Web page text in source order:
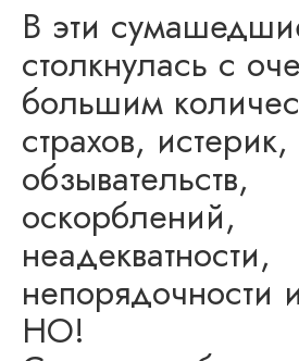
В эти
столкнулась с
большим
страхов,
обзывательств,
оскорблений,
неадекватности,
непорядочности
НО!